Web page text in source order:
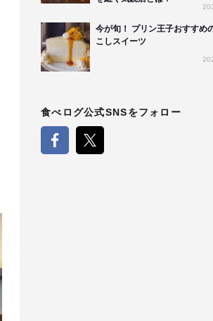
今が旬！ プリン王子おすすめ
こしスイーツ
食べログ公式SNSをフォロー